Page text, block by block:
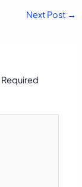
Next Post →
Required